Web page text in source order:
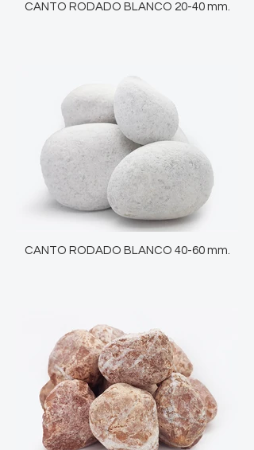
CANTO RODADO BLANCO 20-40 mm.
CANTO RODADO BLANCO 40-60 mm.